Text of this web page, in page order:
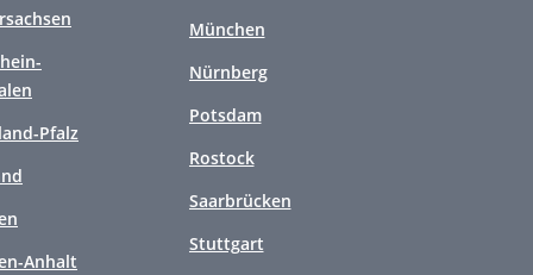
Pfalz
Anhalt
München
Nürnberg
Potsdam
Rostock
Saarbrücken
Stuttgart